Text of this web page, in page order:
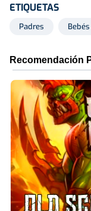
ETIQUETAS
Padres Bebés